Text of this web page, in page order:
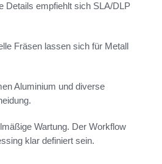
Details empfiehlt sich SLA/DLP
Fräsen lassen sich für Metall
Aluminium und diverse
Wartung. Der Workflow
klar definiert sein.